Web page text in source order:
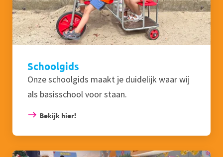
Schoolgids
Onze schoolgids maakt je duidelijk waar wij
als basisschool voor staan.
Bekijk hier!